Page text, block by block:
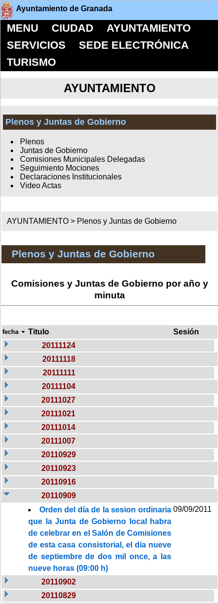
Ayuntamiento de Granada
MENU CIUDAD
AYUNTAMIENTO
SERVICIOS
SEDE ELECTRÓNICA
TURISMO
AYUNTAMIENTO
Plenos y Juntas de Gobierno
Plenos
Juntas de Gobierno
Comisiones Municipales Delegadas
Seguimiento Mociones
Declaraciones Institucionales
Video Actas
AYUNTAMIENTO > Plenos y Juntas de Gobierno
Plenos y Juntas de Gobierno
Comisiones y Juntas de Gobierno por año y
minuta
fecha Titulo
Sesión
20111124
20111118
20111111
20111104
20111027
20111021
20111014
20111007
20110929
20110923
20110916
20110909
Orden del día de la sesion ordinaria
que la Junta de Gobierno local habra
de celebrar en el Salón de Comisiones
de esta casa consistorial, el dia nueve
de septiembre de dos mil once, a las
nueve horas (09:00 h)
09/09/2011
20110902
20110829